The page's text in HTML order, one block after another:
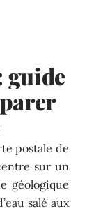
guide
postale de
sur un
géologique
salé aux